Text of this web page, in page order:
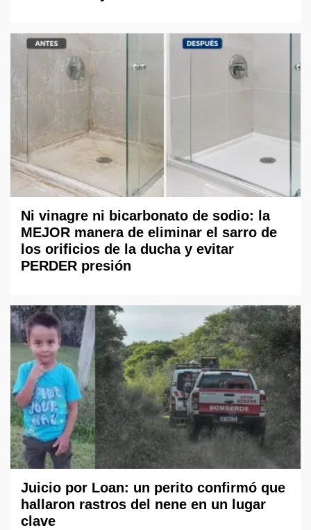
Ni vinagre ni bicarbonato de sodio: la
MEJOR manera de eliminar el sarro de
los orificios de la ducha y evitar
PERDER presión
Juicio por Loan: un perito confirmó que
hallaron rastros del nene en un lugar
clave